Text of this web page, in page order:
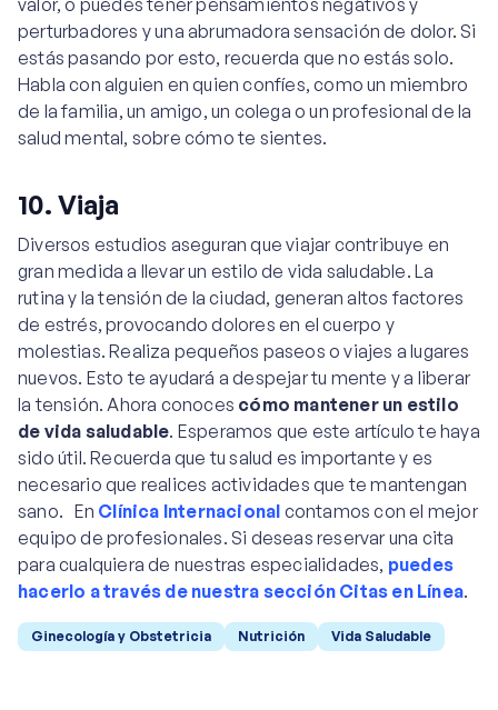
valor, o puedes tener pensamientos negativos y
perturbadores y una abrumadora sensación de dolor. Si
estás pasando por esto, recuerda que no estás solo.
Habla con alguien en quien confíes, como un miembro
de la familia, un amigo, un colega o un profesional de la
salud mental, sobre cómo te sientes.
10. Viaja
Diversos estudios aseguran que viajar contribuye en
gran medida a llevar un estilo de vida saludable. La
rutina y la tensión de la ciudad, generan altos factores
de estrés, provocando dolores en el cuerpo y
molestias. Realiza pequeños paseos o viajes a lugares
nuevos. Esto te ayudará a despejar tu mente y a liberar
la tensión. Ahora conoces cómo mantener un estilo
de vida saludable. Esperamos que este artículo te haya
sido útil. Recuerda que tu salud es importante y es
necesario que realices actividades que te mantengan
sano. En Clínica Internacional contamos con el mejor
equipo de profesionales. Si deseas reservar una cita
para cualquiera de nuestras especialidades, puedes
hacerlo a través de nuestra sección Citas en Línea.
Ginecología y Obstetricia Nutrición Vida Saludable